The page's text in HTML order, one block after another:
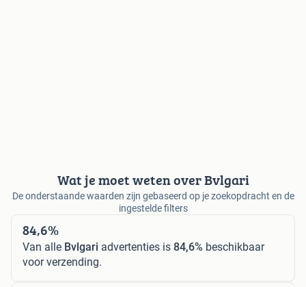
Wat je moet weten over Bvlgari
De onderstaande waarden zijn gebaseerd op je zoekopdracht en de
ingestelde filters
84,6%
Van alle Bvlgari advertenties is 84,6% beschikbaar
voor verzending.